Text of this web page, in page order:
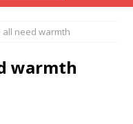
need warmth
warmth